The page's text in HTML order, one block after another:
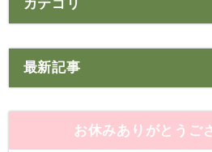
カテゴリ
最新記事
お休みありがとうご